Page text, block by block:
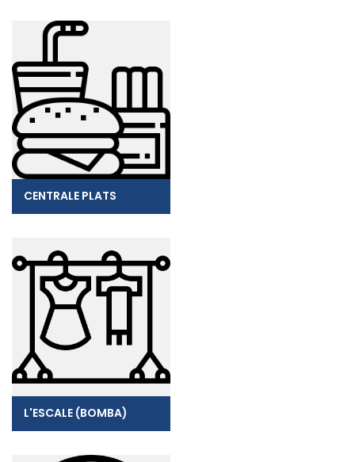
CENTRALE PLATS
L'ESCALE (BOMBA)